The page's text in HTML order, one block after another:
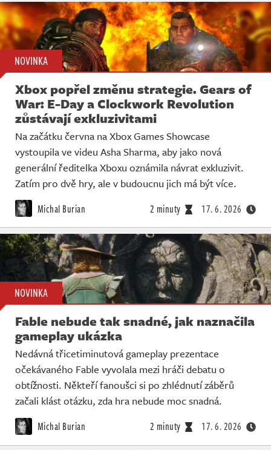
NOVINKA
Xbox popřel změnu strategie. Gears of
War: E-Day a Clockwork Revolution
zůstávají exkluzivitami
Na začátku června na Xbox Games Showcase
vystoupila ve videu Asha Sharma, aby jako nová
generální ředitelka Xboxu oznámila návrat exkluzivit.
Zatím pro dvě hry, ale v budoucnu jich má být více.
Michal Burian 2 minuty 17. 6. 2026
NOVINKA
Fable nebude tak snadné, jak naznačila
gameplay ukázka
Nedávná třicetiminutová gameplay prezentace
očekávaného Fable vyvolala mezi hráči debatu o
obtížnosti. Někteří fanoušci si po zhlédnutí záběrů
začali klást otázku, zda hra nebude moc snadná.
Michal Burian 2 minuty 17. 6. 2026